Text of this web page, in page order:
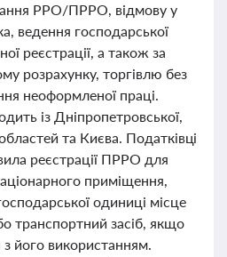
РРО/ПРРО, відмову у
ведення господарської
реєстрації, а також за
розрахунку, торгівлю без
неоформленої праці.
із Дніпропетровської,
та Києва. Податківці
реєстрації ПРРО для
приміщення,
одиниці місце
транспортний засіб, якщо
з його використанням.